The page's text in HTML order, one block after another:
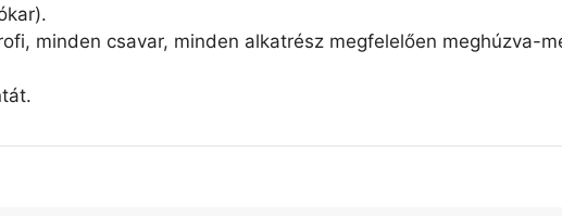
minden csavar, minden alkatrész megfelelően meghúzva-